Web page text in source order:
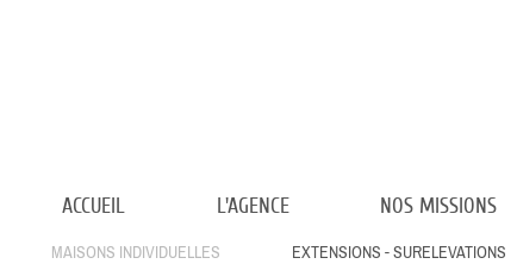
ACCUEIL L'AGENCE NOS MISSIONS
MAISONS INDIVIDUELLES EXTENSIONS - SURELEVATIONS